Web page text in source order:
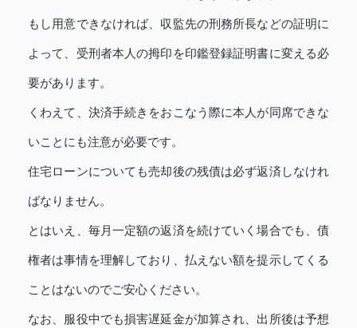
もし用意できなければ、収監先の刑務所長などの証明に
よって、受刑者本人の拇印を印鑑登録証明書に変える必
要があります。
くわえて、決済手続きをおこなう際に本人が同席できな
いことにも注意が必要です。
住宅ローンについても売却後の残債は必ず返済しなけれ
ばなりません。
とはいえ、毎月一定額の返済を続けていく場合でも、債
権者は事情を理解しており、払えない額を提示してくる
ことはないのでご安心ください。
なお、服役中でも損害遅延金が加算され、出所後は予想